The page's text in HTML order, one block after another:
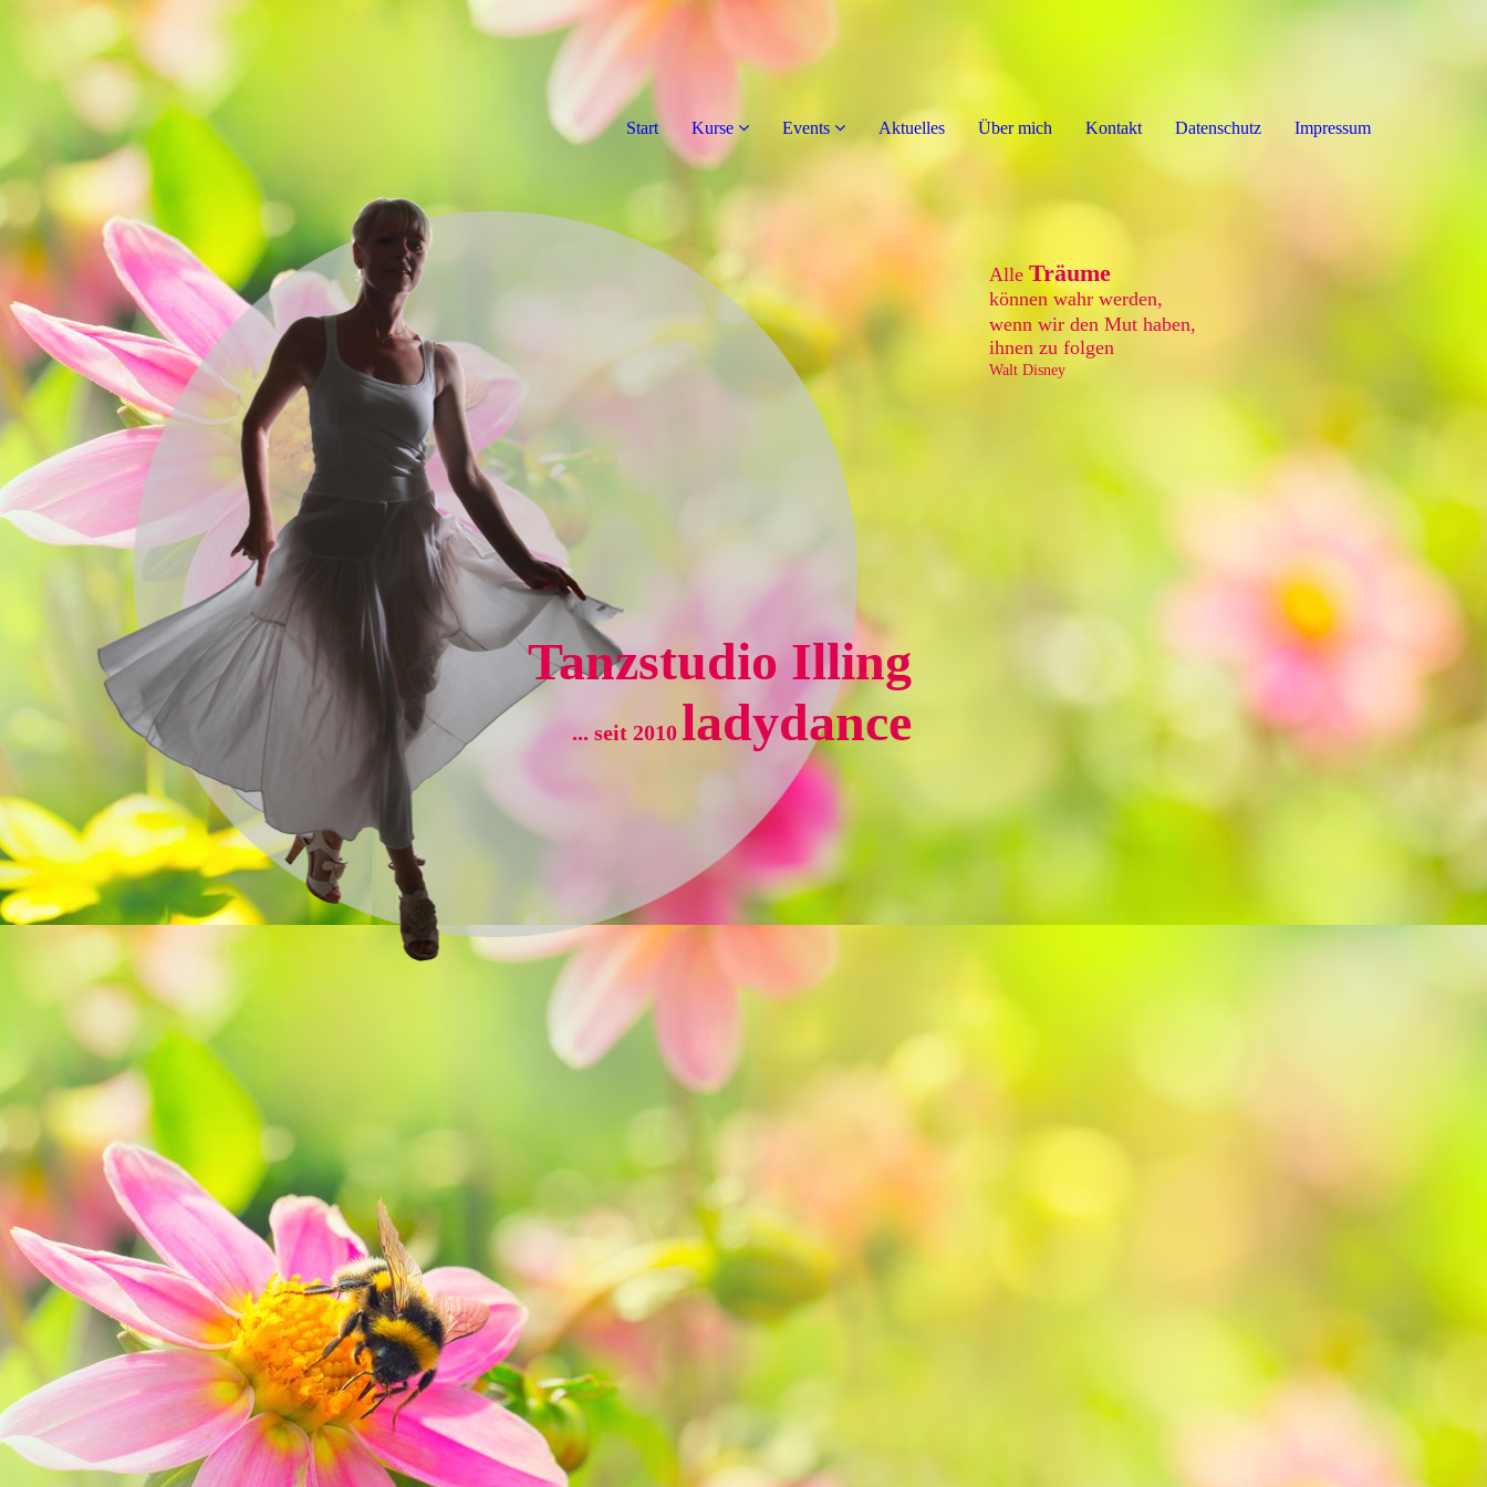
Start Kurse Events Aktuelles Über mich Kontakt Datenschutz Impressum
Tanzstudio Illing
... seit 2010 ladydance
Alle Träume
können wahr werden,
wenn wir den Mut haben,
ihnen zu folgen
Walt Disney